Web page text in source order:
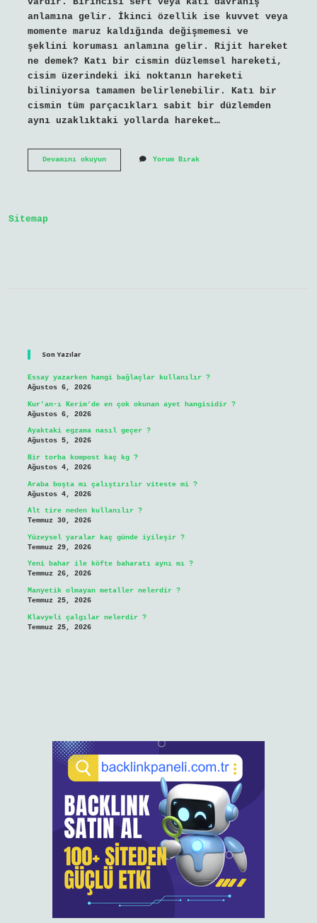
anlamına gelir. İkinci özellik ise kuvvet veya
momente maruz kaldığında değişmemesi ve
şeklini koruması anlamına gelir. Rijit hareket
ne demek? Katı bir cismin düzlemsel hareketi,
cisim üzerindeki iki noktanın hareketi
biliniyorsa tamamen belirlenebilir. Katı bir
cismin tüm parçacıkları sabit bir düzlemden
aynı uzaklıktaki yollarda hareket…
Devamını okuyunRijit
Yorum Bırak
Sitemap
Son Yazılar
Essay yazarken hangi bağlaçlar kullanılır ?
Ağustos 6, 2026
Kur’an-ı Kerim’de en çok okunan ayet hangisidir ?
Ağustos 6, 2026
Ayaktaki egzama nasıl geçer ?
Ağustos 5, 2026
Bir torba kompost kaç kg ?
Ağustos 4, 2026
Araba boşta mı çalıştırılır viteste mi ?
Ağustos 4, 2026
Alt tire neden kullanılır ?
Temmuz 30, 2026
Yüzeysel yaralar kaç günde iyileşir ?
Temmuz 29, 2026
Yeni bahar ile köfte baharatı aynı mı ?
Temmuz 26, 2026
Manyetik olmayan metaller nelerdir ?
Temmuz 25, 2026
Klavyeli çalgılar nelerdir ?
Temmuz 25, 2026